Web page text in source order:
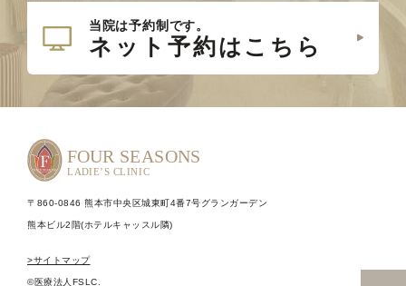
〒860-0846 熊本市中央区城東町4番7号グランガーデン
熊本ビル2階(ホテルキャッスル隣)
>サイトマップ
©医療法人FSLC.